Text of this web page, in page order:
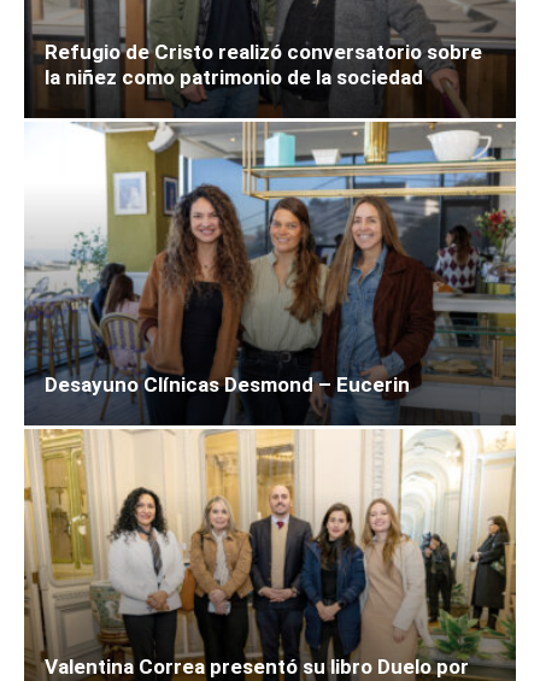
Refugio de Cristo realizó conversatorio sobre
la niñez como patrimonio de la sociedad
Desayuno Clínicas Desmond – Eucerin
Valentina Correa presentó su libro Duelo por